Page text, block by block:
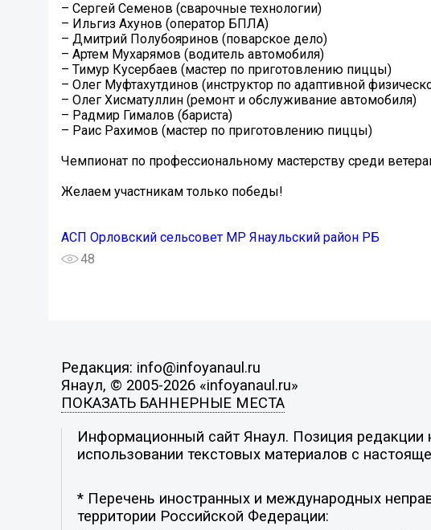
– Сергей Семенов (сварочные технологии)
– Ильгиз Ахунов (оператор БПЛА)
– Дмитрий Полубояринов (поварское дело)
– Артем Мухарямов (водитель автомобиля)
– Тимур Кусербаев (мастер по приготовлению пиццы)
– Олег Муфтахутдинов (инструктор по адаптивной
– Олег Хисматуллин (ремонт и обслуживание автомобиля)
– Радмир Гималов (бариста)
– Раис Рахимов (мастер по приготовлению пиццы)
Чемпионат по профессиональному мастерству среди
Желаем участникам только победы!
АСП Орловский сельсовет МР Янаульский район РБ
48
Редакция: info@infoyanaul.ru
Янаул, © 2005-2026 «infoyanaul.ru»
ПОКАЗАТЬ БАННЕРНЫЕ МЕСТА
Информационный сайт Янаул. Позиция редакции
использовании текстовых материалов с
* Перечень иностранных и международных
территории Российской Федерации: